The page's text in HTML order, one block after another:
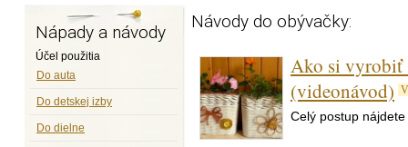
Nápady a návody
Účel použitia
Do auta
Do detskej izby
Do dielne
Návody do obývačky:
Ako si vyrobiť
(videonávod)
Celý postup